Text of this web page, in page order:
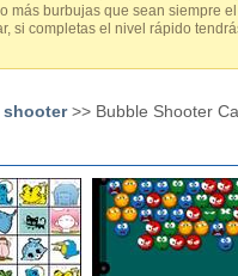
burbujas que sean siempre
si completas el nivel rápido
shooter>> Bubble Shooter